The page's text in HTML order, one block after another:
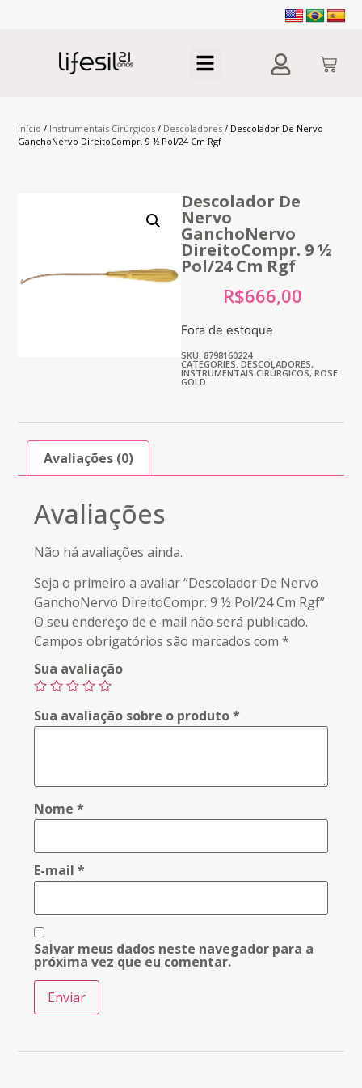
Início / Instrumentais Cirúrgicos / Descoladores / Descolador De Nervo
GanchoNervo DireitoCompr. 9 ½ Pol/24 Cm Rgf
Descolador De
Nervo
GanchoNervo
DireitoCompr. 9 ½
Pol/24 Cm Rgf
R$666,00
Fora de estoque
SKU: 8798160224
CATEGORIES: DESCOLADORES,
INSTRUMENTAIS CIRÚRGICOS, ROSE
GOLD
Avaliações (0)
Avaliações
Não há avaliações ainda.
Seja o primeiro a avaliar “Descolador De Nervo
GanchoNervo DireitoCompr. 9 ½ Pol/24 Cm Rgf”
O seu endereço de e-mail não será publicado.
Campos obrigatórios são marcados com*
Sua avaliação
Sua avaliação sobre o produto*
Nome*
E-mail*
Salvar meus dados neste navegador para a
próxima vez que eu comentar.